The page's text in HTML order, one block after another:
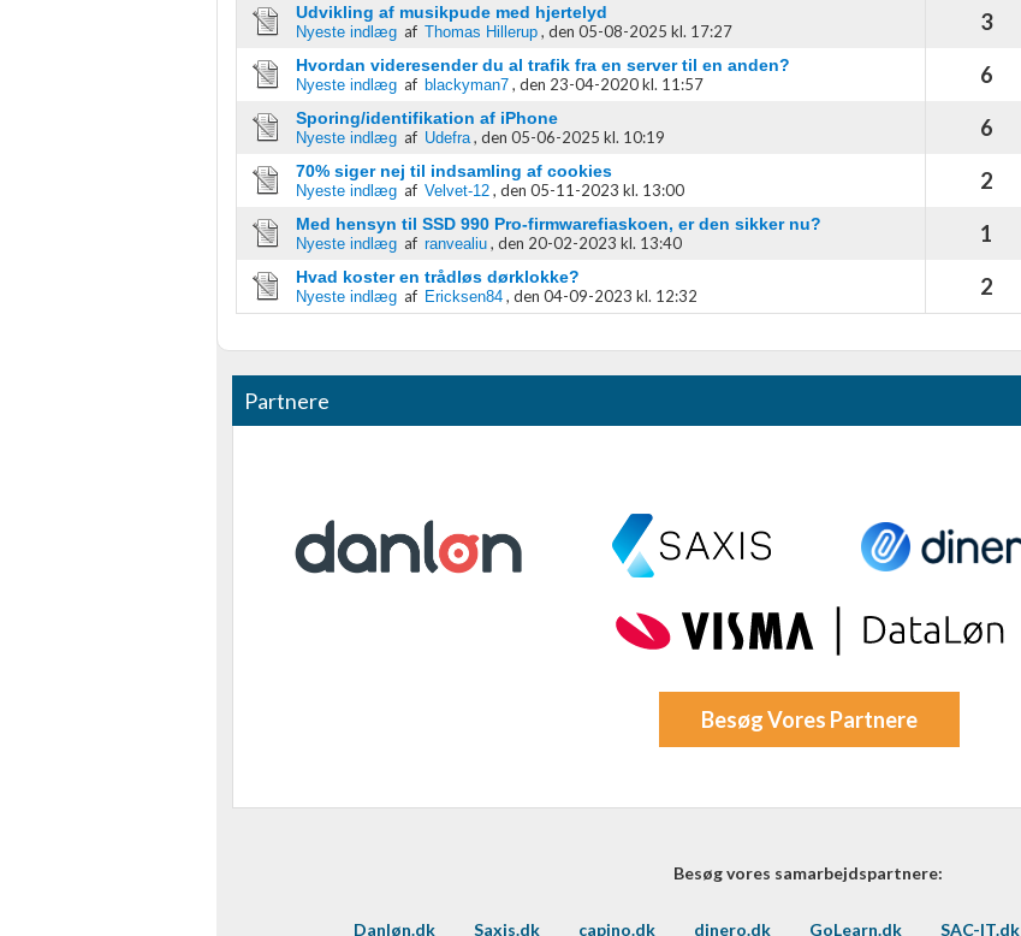
Udvikling af musikpude med hjertelyd
Nyeste indlægaf Thomas Hillerup , den 05-08-2025 kl. 17:27 3
Hvordan videresender du al trafik fra en server til en anden?
Nyeste indlægaf blackyman7 , den 23-04-2020 kl. 11:57 6
Sporing/identifikation af iPhone
Nyeste indlægaf Udefra , den 05-06-2025 kl. 10:19 6
70% siger nej til indsamling af cookies
Nyeste indlægaf Velvet-12 , den 05-11-2023 kl. 13:00 2
Med hensyn til SSD 990 Pro-firmwarefiaskoen, er den sikker nu?
Nyeste indlægaf ranvealiu , den 20-02-2023 kl. 13:40 1
Hvad koster en trådløs dørklokke?
Nyeste indlægaf Ericksen84 , den 04-09-2023 kl. 12:32 2
Partnere
Besøg Vores Partnere
Besøg vores samarbejdspartnere:
Danløn.dk Saxis.dk capino.dk dinero.dk GoLearn.dk SAC-IT.dk